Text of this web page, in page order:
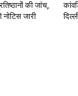
की जांच,
जारी